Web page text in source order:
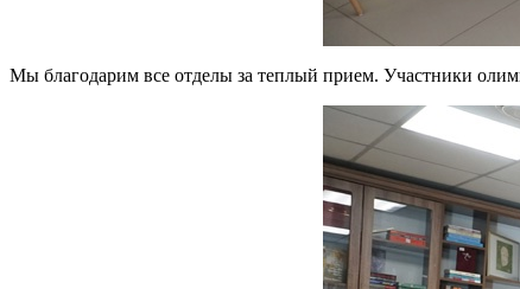
Мы благодарим все отделы за теплый прием. Участники